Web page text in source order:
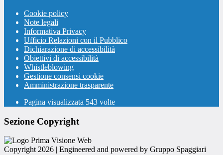
Cookie policy
Note legali
Informativa Privacy
Ufficio Relazioni con il Pubblico
Dichiarazione di accessibilità
Obiettivi di accessibilità
Whistleblowing
Gestione consensi cookie
Amministrazione trasparente
Pagina visualizzata 543 volte
Sezione Copyright
Copyright 2026 | Engineered and powered by Gruppo Spaggiari